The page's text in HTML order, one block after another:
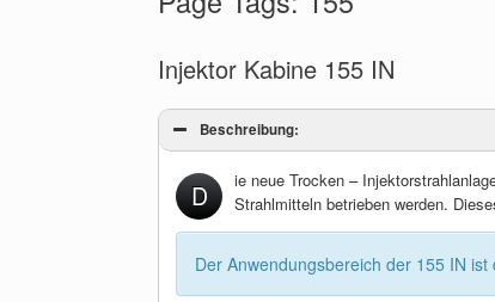
Injektor Kabine 155 IN
Beschreibung:
D
ie neue Trocken –
Strahlmitteln betrieben werden.
Der Anwendungsbereich der 155 IN